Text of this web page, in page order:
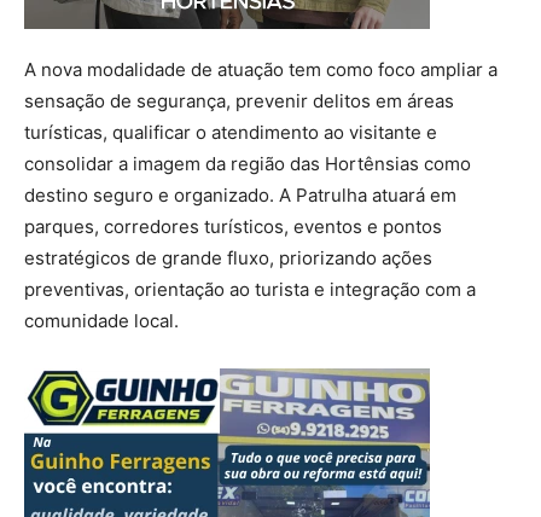
A nova modalidade de atuação tem como foco ampliar a
sensação de segurança, prevenir delitos em áreas
turísticas, qualificar o atendimento ao visitante e
consolidar a imagem da região das Hortênsias como
destino seguro e organizado. A Patrulha atuará em
parques, corredores turísticos, eventos e pontos
estratégicos de grande fluxo, priorizando ações
preventivas, orientação ao turista e integração com a
comunidade local.